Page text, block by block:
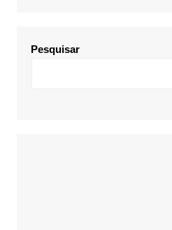
Pesquisar